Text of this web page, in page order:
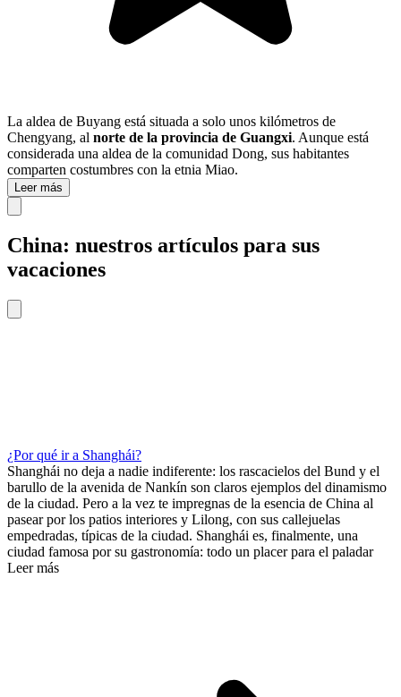
La aldea de Buyang está situada a solo unos kilómetros de
Chengyang, al norte de la provincia de Guangxi. Aunque está
considerada una aldea de la comunidad Dong, sus habitantes
comparten costumbres con la etnia Miao.
Leer más
China: nuestros artículos para sus
vacaciones
¿Por qué ir a Shanghái?
Shanghái no deja a nadie indiferente: los rascacielos del Bund y el
barullo de la avenida de Nankín son claros ejemplos del dinamismo
de la ciudad. Pero a la vez te impregnas de la esencia de China al
pasear por los patios interiores y Lilong, con sus callejuelas
empedradas, típicas de la ciudad. Shanghái es, finalmente, una
ciudad famosa por su gastronomía: todo un placer para el paladar
Leer más